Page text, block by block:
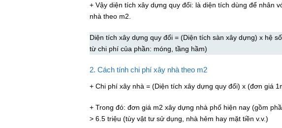
+ Vậy diện tích xây dựng quy đổi: là diện tích dùng để nhân
nhà theo m2.
Diện tích xây dựng quy đổi = (Diện tích sàn xây dựng) x hệ
từ chi phí của phần: móng, tầng hầm)
2. Cách tính chi phí xây nhà theo m2
+ Chi phí xây nhà = (Diện tích xây dựng quy đổi) x (đơn giá
+ Trong đó: đơn giá m2 xây dựng nhà phố hiện nay (gồm
> 6.5 triệu (tùy vật tư sử dụng, nhà hẻm hay mặt tiền v.v.)